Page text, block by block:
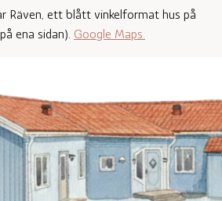
Räven, ett blått vinkelformat hus på
ena sidan). Google Maps.